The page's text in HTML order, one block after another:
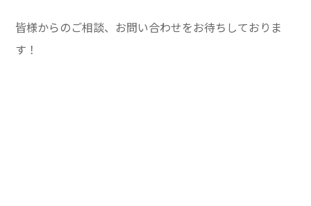
皆様からのご相談、お問い合わせをお待ちしておりま
す！